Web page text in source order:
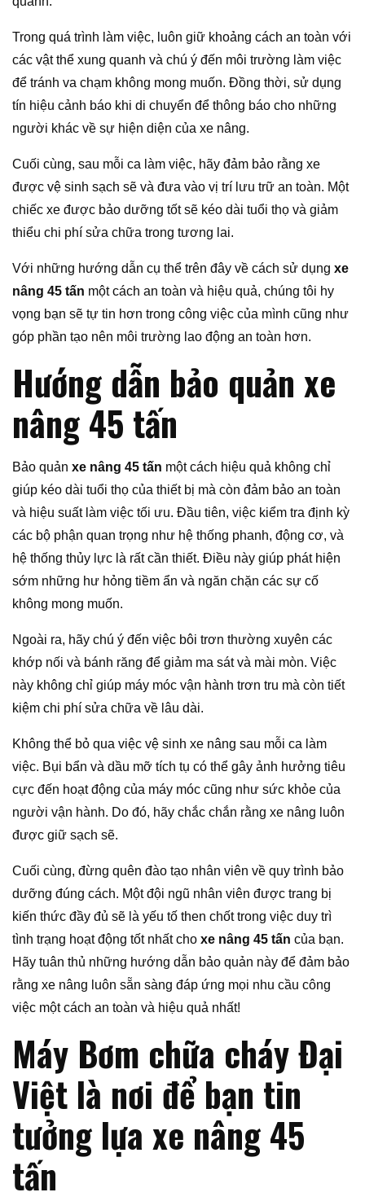
Trong quá trình làm việc, luôn giữ khoảng cách an toàn với
các vật thể xung quanh và chú ý đến môi trường làm việc
để tránh va chạm không mong muốn. Đồng thời, sử dụng
tín hiệu cảnh báo khi di chuyển để thông báo cho những
người khác về sự hiện diện của xe nâng.
Cuối cùng, sau mỗi ca làm việc, hãy đảm bảo rằng xe
được vệ sinh sạch sẽ và đưa vào vị trí lưu trữ an toàn. Một
chiếc xe được bảo dưỡng tốt sẽ kéo dài tuổi thọ và giảm
thiểu chi phí sửa chữa trong tương lai.
Với những hướng dẫn cụ thể trên đây về cách sử dụng xe
nâng 45 tấn một cách an toàn và hiệu quả, chúng tôi hy
vọng bạn sẽ tự tin hơn trong công việc của mình cũng như
góp phần tạo nên môi trường lao động an toàn hơn.
Hướng dẫn bảo quản xe
nâng 45 tấn
Bảo quản xe nâng 45 tấn một cách hiệu quả không chỉ
giúp kéo dài tuổi thọ của thiết bị mà còn đảm bảo an toàn
và hiệu suất làm việc tối ưu. Đầu tiên, việc kiểm tra định kỳ
các bộ phận quan trọng như hệ thống phanh, động cơ, và
hệ thống thủy lực là rất cần thiết. Điều này giúp phát hiện
sớm những hư hỏng tiềm ẩn và ngăn chặn các sự cố
không mong muốn.
Ngoài ra, hãy chú ý đến việc bôi trơn thường xuyên các
khớp nối và bánh răng để giảm ma sát và mài mòn. Việc
này không chỉ giúp máy móc vận hành trơn tru mà còn tiết
kiệm chi phí sửa chữa về lâu dài.
Không thể bỏ qua việc vệ sinh xe nâng sau mỗi ca làm
việc. Bụi bẩn và dầu mỡ tích tụ có thể gây ảnh hưởng tiêu
cực đến hoạt động của máy móc cũng như sức khỏe của
người vận hành. Do đó, hãy chắc chắn rằng xe nâng luôn
được giữ sạch sẽ.
Cuối cùng, đừng quên đào tạo nhân viên về quy trình bảo
dưỡng đúng cách. Một đội ngũ nhân viên được trang bị
kiến thức đầy đủ sẽ là yếu tố then chốt trong việc duy trì
tình trạng hoạt động tốt nhất cho xe nâng 45 tấn của bạn.
Hãy tuân thủ những hướng dẫn bảo quản này để đảm bảo
rằng xe nâng luôn sẵn sàng đáp ứng mọi nhu cầu công
việc một cách an toàn và hiệu quả nhất!
Máy Bơm chữa cháy Đại
Việt là nơi để bạn tin
tưởng lựa xe nâng 45
tấn